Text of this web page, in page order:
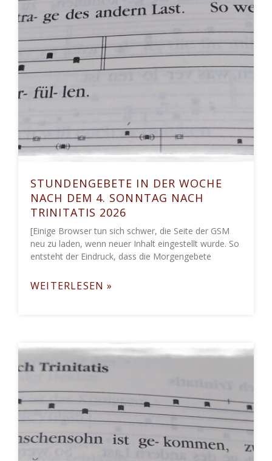
STUNDENGEBETE IN DER WOCHE
NACH DEM 4. SONNTAG NACH
TRINITATIS 2026
[Einige Browser tun sich schwer, die Seite der GSM
neu zu laden, wenn neuer Inhalt eingestellt wurde. So
entsteht der Eindruck, dass die Morgengebete
WEITERLESEN »